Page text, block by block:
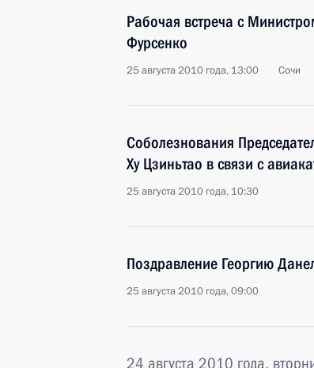
Рабочая встреча с
Фурсенко
25 августа 2010 года, 13:00 Сочи
Соболезнования
Ху Цзиньтао в связи с
25 августа 2010 года, 10:30
Поздравление Георгию
25 августа 2010 года, 09:00
24 августа 2010 года,